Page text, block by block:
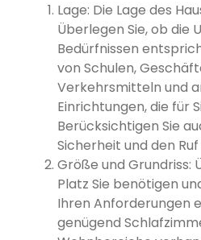
Lage: Die Lage des
Überlegen Sie, ob die
Bedürfnissen
von Schulen,
Verkehrsmitteln und
Einrichtungen, die für
Berücksichtigen Sie
Sicherheit und den
Größe und Grundriss:
Platz Sie benötigen
Ihren Anforderungen
genügend